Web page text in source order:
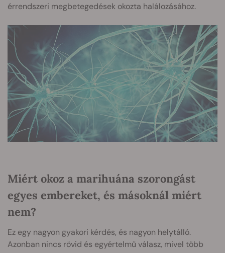
érrendszeri megbetegedések okozta halálozásához.
Miért okoz a marihuána szorongást
egyes embereket, és másoknál miért
nem?
Ez egy nagyon gyakori kérdés, és nagyon helytálló.
Azonban nincs rövid és egyértelmű válasz, mivel több